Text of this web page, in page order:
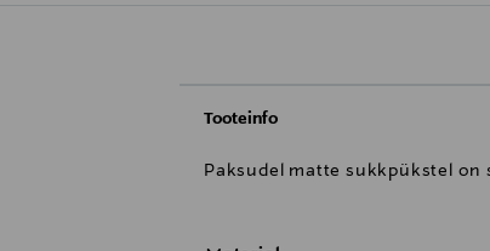
Tooteinfo
Paksudel matte sukkpükstel on